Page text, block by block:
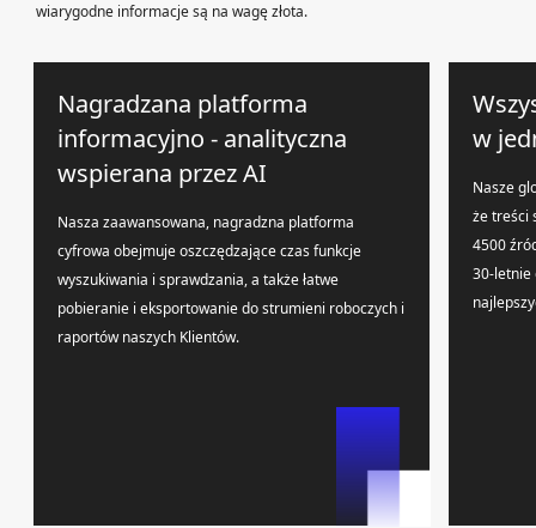
wiarygodne informacje są na wagę złota.
Nagradzana platforma
informacyjno - analityczna
wspierana przez AI
Nasza zaawansowana, nagradzna platforma
cyfrowa obejmuje oszczędzające czas funkcje
wyszukiwania i sprawdzania, a także łatwe
pobieranie i eksportowanie do strumieni roboczych i
raportów naszych Klientów.
w
Nasze
że treści
4500
30-letnie